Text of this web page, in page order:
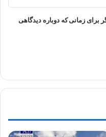
برای زمانی که دوباره دیدگاهی